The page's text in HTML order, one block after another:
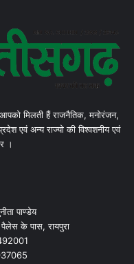
मिलती हैं राजनैतिक, मनोरंजन,
एवं अन्य राज्यो की विश्वशनीय एवं
।
पाण्डेय
के पास, रायपुरा